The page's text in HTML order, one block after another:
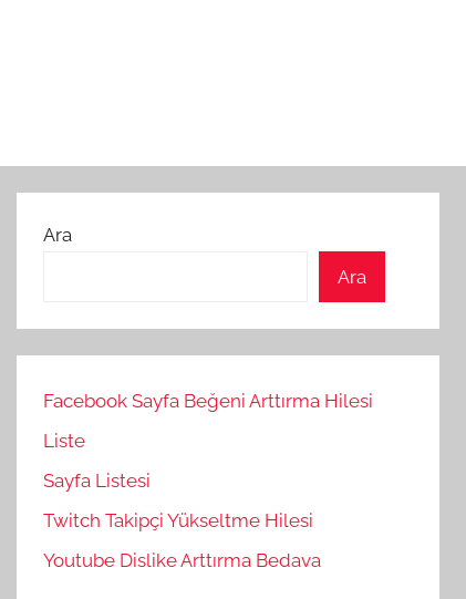
Ara
Ara
Facebook Sayfa Beğeni Arttırma Hilesi
Liste
Sayfa Listesi
Twitch Takipçi Yükseltme Hilesi
Youtube Dislike Arttırma Bedava